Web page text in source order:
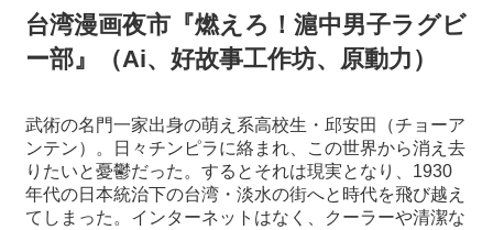
文
化
セ
ー
に
つ
い
て
台湾漫画夜市『燃えろ！滬中男子ラグビ
ー部』（Ai、好故事工作坊、原動力）
武術の名門一家出身の萌え系高校生・邱安田（チョーア
ンテン）。日 々チンピラに絡まれ、この世界から消え去
りたいと憂鬱だった。するとそれは現実となり、 1930
年代の日本統治下の台湾・淡水の街へと時代を飛び越え
てしまった。インターネットはなく、クーラーや清潔な